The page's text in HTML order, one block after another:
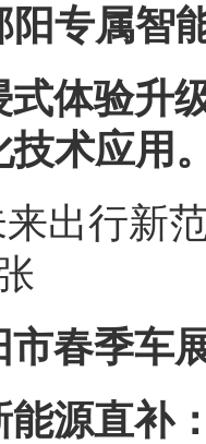
阳专属智
式体验升
技术应用
市春季车
能源直补